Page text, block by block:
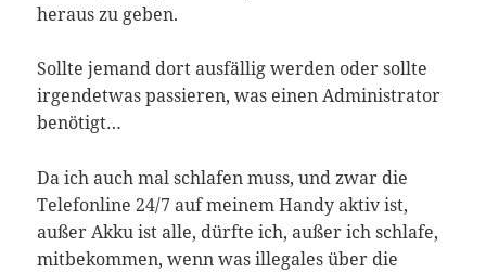
heraus zu geben.
Sollte jemand dort ausfällig werden oder sollte
irgendetwas passieren, was einen Administrator
benötigt…
Da ich auch mal schlafen muss, und zwar die
Telefonline 24/7 auf meinem Handy aktiv ist,
außer Akku ist alle, dürfte ich, außer ich schlafe,
mitbekommen, wenn was illegales über die